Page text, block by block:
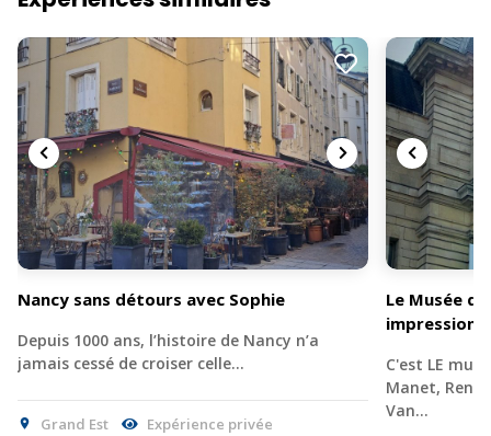
Nancy sans détours avec Sophie
Depuis 1000 ans, l’histoire de Nancy n’a
jamais cessé de croiser celle…
Grand Est Expérience privée
Le Musée
C'est LE
Manet,
Van…